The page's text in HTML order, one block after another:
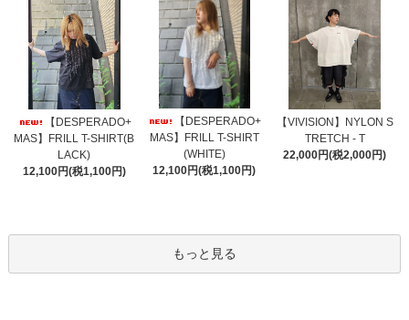
【DESPERADO+
MAS】FRILL T-SHIRT(B
LACK)
12,100円(税1,100円)
【DESPERADO+
MAS】FRILL T-SHIRT
(WHITE)
12,100円(税1,100円)
【VIVISION】NYLON S
TRETCH - T
22,000円(税2,000円)
もっと見る